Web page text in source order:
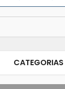
CATEGORIAS